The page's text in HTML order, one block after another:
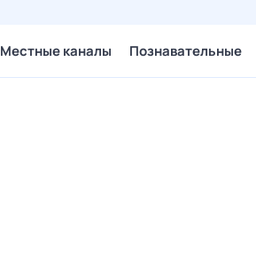
Местные каналы Познавательные